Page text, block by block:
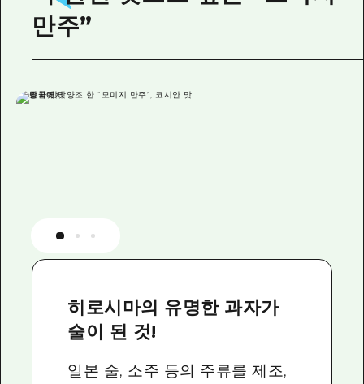
만주”
히로시마의 유명한 과자가
술이 된 것!
일본 술, 소주 등의 주류를 제조,